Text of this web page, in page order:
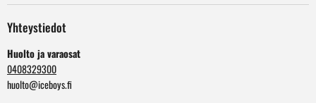
Yhteystiedot
Huolto ja varaosat
0408329300
huolto@iceboys.fi